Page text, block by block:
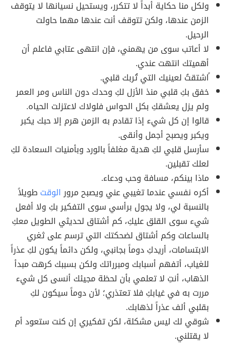
ولكل منا حكاية أبداً لا تتكرر، ويستحيل نسيانها لا يتوقف
الزمن عندها، ولكن تتوقف أنت عندها مهما حاولت
الرحيل.
لا أعاتب سوى من يهمني، فإن انتهى عتابي فاعلم أن
أهميتك انتهت عندي.
ًاشتقتُ لعينيك التي تُربك قلبي.
خفق بكِ قلبي منذ الأزل لكِ وحدك دون الناس ومر العمر
ولم يزل يعشقكِ بكل الحواس فلولاك لاعتزلت الحياه.
قالوا إن كل شيء إذا تقادم به الزمن هرم إلا حبك يكبر
ويكبر ويصبح أجمل وأنقى.
سأرسل قلبي لكِ هدية مغلفاً بالورد وبأمنيات السعادة لكِ
لعلك تقبلين.
ماذا بينكم، مسافة وحب ودعاء.
أكره نفسي عندما تغيبي عني ويصبح مرورالوقتطويلاً
بالنسبة لي، ولا يجول برأسي سوى التفكير بكِ ولا أفعل
شيء سوى القلق عليكِ، كم أشتاق لحديثي الطويل معكِ
بالساعات وكم أشتاق لضحكتك التي ترسم على ثغري
الابتسامات، أريدكِ دوماً بجانبي، ولكن دائماً يكون لكِ عذراً
للغياب، أتفهم أسبابك ومبرراتك ولكن بسببك كرهت مبدأ
الذهاب، أنتِ لا تعلمي بأن لحظة مجيئك أنسى كل شيء
مررت به في غيابكِ فلا تعتذري؛ لأن دوماً سيكون لكِ
بقلبي ألف عذراً لذهابك.
شوقي لك ليس مشكلة، لكن تفكيري إن كنت ستعود أم
لا يقتلني.